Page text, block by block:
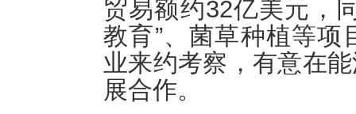
贸易额约32亿美元，
教育”、菌草种植等
业来约考察，有意在
展合作。